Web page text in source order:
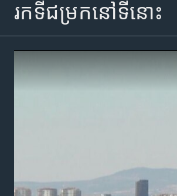
រក​ទីជម្រក​នៅ​ទី​នោះ